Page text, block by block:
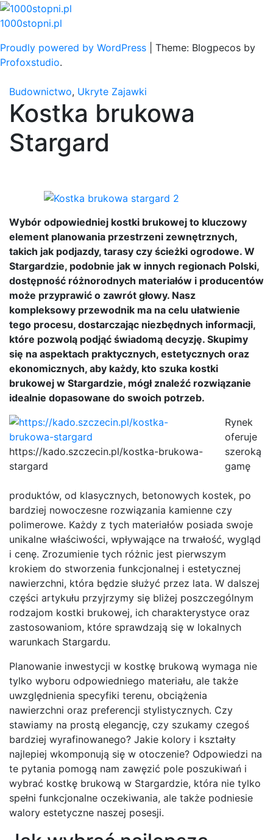
Skip
to
1000stopni.pl
Proudly powered by WordPress
Theme: Blogpecos by
Profoxstudio.
Budownictwo, Ukryte Zajawki
Kostka brukowa
Stargard
Wybór odpowiedniej kostki brukowej to kluczowy
element planowania przestrzeni zewnętrznych,
takich jak podjazdy, tarasy czy ścieżki ogrodowe. W
Stargardzie, podobnie jak w innych regionach Polski,
dostępność różnorodnych materiałów i producentów
może przyprawić o zawrót głowy. Nasz
kompleksowy przewodnik ma na celu ułatwienie
tego procesu, dostarczając niezbędnych informacji,
które pozwolą podjąć świadomą decyzję. Skupimy
się na aspektach praktycznych, estetycznych oraz
ekonomicznych, aby każdy, kto szuka kostki
brukowej w Stargardzie, mógł znaleźć rozwiązanie
idealnie dopasowane do swoich potrzeb.
https://kado.szczecin.pl/kostka-brukowa-
stargard
Rynek
oferuje
szeroką
gamę
produktów, od klasycznych, betonowych kostek, po
bardziej nowoczesne rozwiązania kamienne czy
polimerowe. Każdy z tych materiałów posiada swoje
unikalne właściwości, wpływające na trwałość, wygląd
i cenę. Zrozumienie tych różnic jest pierwszym
krokiem do stworzenia funkcjonalnej i estetycznej
nawierzchni, która będzie służyć przez lata. W dalszej
części artykułu przyjrzymy się bliżej poszczególnym
rodzajom kostki brukowej, ich charakterystyce oraz
zastosowaniom, które sprawdzają się w lokalnych
warunkach Stargardu.
Planowanie inwestycji w kostkę brukową wymaga nie
tylko wyboru odpowiedniego materiału, ale także
uwzględnienia specyfiki terenu, obciążenia
nawierzchni oraz preferencji stylistycznych. Czy
stawiamy na prostą elegancję, czy szukamy czegoś
bardziej wyrafinowanego? Jakie kolory i kształty
najlepiej wkomponują się w otoczenie? Odpowiedzi na
te pytania pomogą nam zawęzić pole poszukiwań i
wybrać kostkę brukową w Stargardzie, która nie tylko
spełni funkcjonalne oczekiwania, ale także podniesie
walory estetyczne naszej posesji.